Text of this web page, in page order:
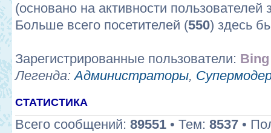
(основано на активности пользователей
Больше всего посетителей (550) здесь
Зарегистрированные пользователи:
Легенда:Администраторы,
СТАТИСТИКА
Всего сообщений: 89551 • Тем: 8537 •